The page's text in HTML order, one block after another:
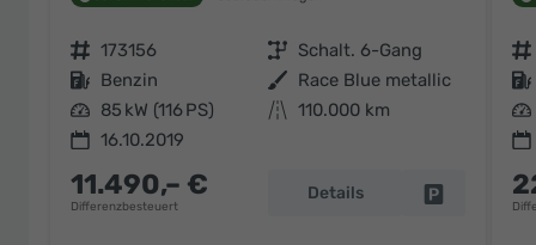
Fahrzeugnr. 173156 Getriebe Schalt. 6-Gang
Kraftstoff Benzin Außenfarbe Race Blue metallic
Leistung 85 kW (116 PS) Kilometerstand 110.000 km
16.10.2019
11.490,– €
Differenzbesteuert
Details Fahrzeug
Fahrzeugnr.
Kraftstoff
Leistung